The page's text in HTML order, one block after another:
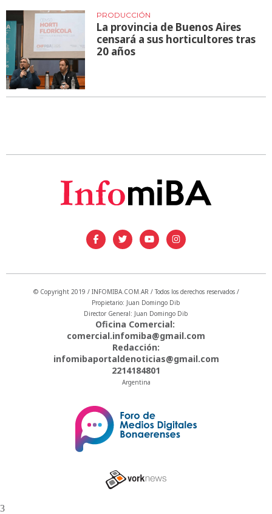
PRODUCCIÓN
La provincia de Buenos Aires
censará a sus horticultores tras
20 años
© Copyright 2019 / INFOMIBA.COM.AR / Todos los derechos reservados /
Propietario: Juan Domingo Dib
Director General: Juan Domingo Dib
Oficina Comercial:
comercial.infomiba@gmail.com
Redacción:
infomibaportaldenoticias@gmail.com
2214184801
Argentina
3